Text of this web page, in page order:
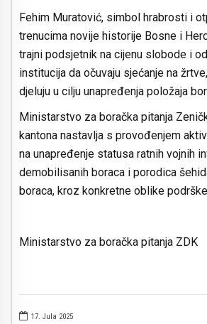
17. Jula 2025
Fehim Muratović, simbol hrabrosti i
trenucima novije historije Bosne i
trajni podsjetnik na cijenu slobode i
institucija da očuvaju sjećanje na
djeluju u cilju unapređenja položaja
Ministarstvo za boračka pitanja
kantona nastavlja s provođenjem
na unapređenje statusa ratnih vojnih
demobilisanih boraca i porodica
boraca, kroz konkretne oblike
Ministarstvo za boračka pitanja ZDK